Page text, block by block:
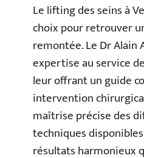
Le lifting des seins à
choix pour retrouver
remontée. Le Dr Alain
expertise au service
leur offrant un guide
intervention
maîtrise précise des
techniques
résultats harmonieux